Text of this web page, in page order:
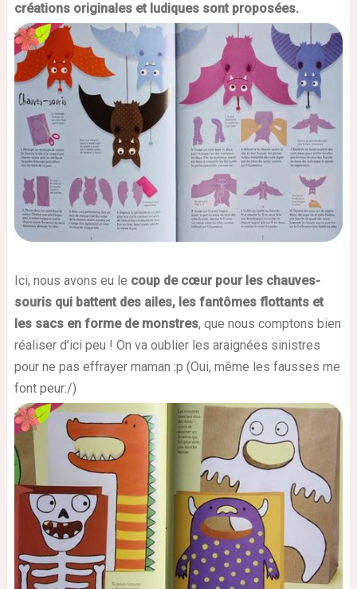
créations originales et ludiques sont proposées.
Ici, nous avons eu le coup de cœur pour les chauves-
sourisqui battent des ailes, les fantômes flottants et
les sacs en forme de monstres, que nous comptons bien
réaliser d’ici peu ! On va oublier les araignées sinistres
pour ne pas effrayer maman :p (Oui, même les fausses me
font peur:/)